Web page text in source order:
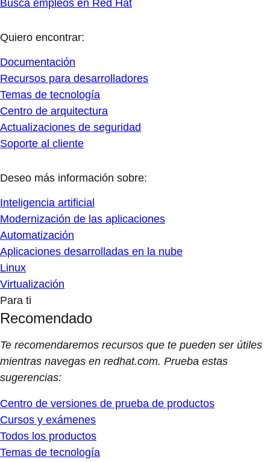
Busca empleos en Red Hat
Quiero encontrar:
Documentación
Recursos para desarrolladores
Temas de tecnología
Centro de arquitectura
Actualizaciones de seguridad
Soporte al cliente
Deseo más información sobre:
Inteligencia artificial
Modernización de las aplicaciones
Automatización
Aplicaciones desarrolladas en la nube
Linux
Virtualización
Para ti
Recomendado
Te recomendaremos recursos que te pueden ser útiles
mientras navegas en redhat.com. Prueba estas
sugerencias:
Centro de versiones de prueba de productos
Cursos y exámenes
Todos los productos
Temas de tecnología